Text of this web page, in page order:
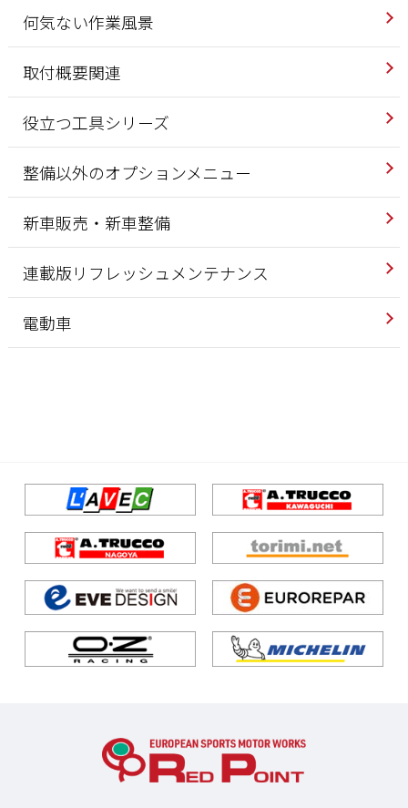
何気ない作業風景
取付概要関連
役立つ工具シリーズ
整備以外のオプションメニュー
新車販売・新車整備
連載版リフレッシュメンテナンス
電動車